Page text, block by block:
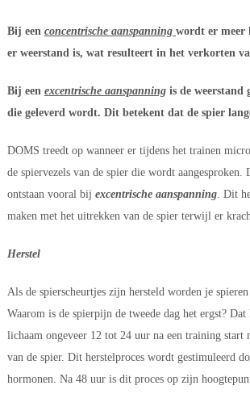
Bij een concentrische aanspanning wordt er meer
er weerstand is, wat resulteert in het verkorten
Bij een excentrische aanspanning is de weerstand
die geleverd wordt. Dit betekent dat de spier
DOMS treedt op wanneer er tijdens het trainen
de spiervezels van de spier die wordt aangesproken.
ontstaan vooral bij excentrische aanspanning. Dit
maken met het uitrekken van de spier terwijl er
Herstel
Als de spierscheurtjes zijn hersteld worden je
Waarom is de spierpijn de tweede dag het ergst?
lichaam ongeveer 12 tot 24 uur na een training start
van de spier. Dit herstelproces wordt gestimuleerd
hormonen. Na 48 uur is dit proces op zijn